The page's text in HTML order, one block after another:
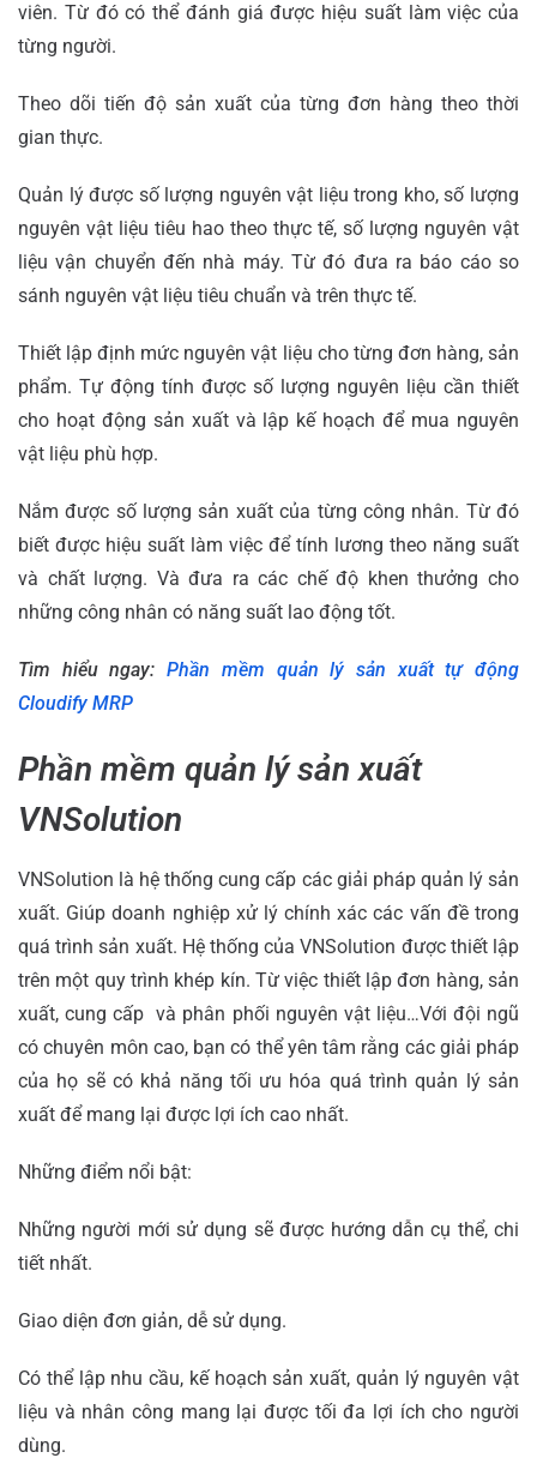
viên. Từ đó có thể đánh giá được hiệu suất làm việc của
từng người.
Theo dõi tiến độ sản xuất của từng đơn hàng theo thời
gian thực.
Quản lý được số lượng nguyên vật liệu trong kho, số lượng
nguyên vật liệu tiêu hao theo thực tế, số lượng nguyên vật
liệu vận chuyển đến nhà máy. Từ đó đưa ra báo cáo so
sánh nguyên vật liệu tiêu chuẩn và trên thực tế.
Thiết lập định mức nguyên vật liệu cho từng đơn hàng, sản
phẩm. Tự động tính được số lượng nguyên liệu cần thiết
cho hoạt động sản xuất và lập kế hoạch để mua nguyên
vật liệu phù hợp.
Nắm được số lượng sản xuất của từng công nhân. Từ đó
biết được hiệu suất làm việc để tính lương theo năng suất
và chất lượng. Và đưa ra các chế độ khen thưởng cho
những công nhân có năng suất lao động tốt.
Tìm hiểu ngay:Phần mềm quản lý sản xuất tự động
Cloudify MRP
Phần mềm quản lý sản xuất
VNSolution
VNSolution là hệ thống cung cấp các giải pháp quản lý sản
xuất. Giúp doanh nghiệp xử lý chính xác các vấn đề trong
quá trình sản xuất. Hệ thống của VNSolution được thiết lập
trên một quy trình khép kín. Từ việc thiết lập đơn hàng, sản
xuất, cung cấp và phân phối nguyên vật liệu…Với đội ngũ
có chuyên môn cao, bạn có thể yên tâm rằng các giải pháp
của họ sẽ có khả năng tối ưu hóa quá trình quản lý sản
xuất để mang lại được lợi ích cao nhất.
Những điểm nổi bật:
Những người mới sử dụng sẽ được hướng dẫn cụ thể, chi
tiết nhất.
Giao diện đơn giản, dễ sử dụng.
Có thể lập nhu cầu, kế hoạch sản xuất, quản lý nguyên vật
liệu và nhân công mang lại được tối đa lợi ích cho người
dùng.